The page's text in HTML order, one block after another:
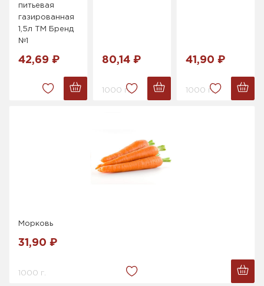
питьевая
газированная
1,5л ТМ Бренд
№1
42,69 ₽ 80,14 ₽
1000 г.
41,90 ₽
1000 г.
Морковь
31,90 ₽
1000 г.